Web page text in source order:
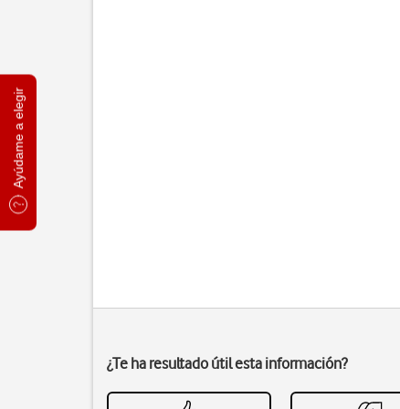
Ayúdame a elegir
¿Te ha resultado útil esta información?